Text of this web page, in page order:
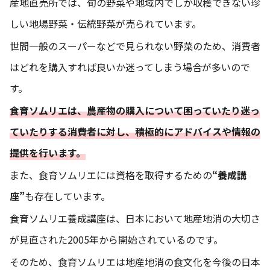
しい地場野菜・伝統野菜が売られています。
世間一般のスーパーなどで見られない野菜のため、消費者
はどれを購入すれば良いか迷ってしまう場合が多いので
す。
食育ソムリエは、農産物の購入について困っていたり迷っ
ていたりする消費者に対し、積極的にアドバイスや情報の
提供を行います。
また、食育ソムリエには資格を取得するための“養成講
座”も存在しています。
食育ソムリエ養成講座は、日本において地産地消の大切さ
が見直された2005年から開始されているのです。
そのため、食育ソムリエは地産地消の食文化を今後の日本